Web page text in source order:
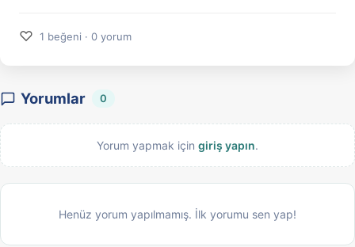
♡ 1 beğeni · 0 yorum
Yorumlar 0
Yorum yapmak için giriş yapın.
Henüz yorum yapılmamış. İlk yorumu sen yap!